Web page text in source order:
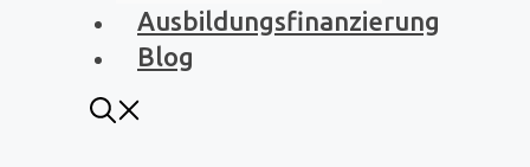
Ausbildungsfinanzierung
Blog